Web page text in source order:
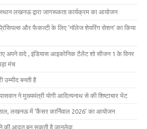
लखनऊ द्वारा जागरूकता कार्यक्रम का आयोजन
और फैकल्टी के लिए ‘नॉलेज शेयरिंग सेशन’ का किया
अपने वादे , इंडियास आइकोनिक टैलेंट शो सीजन 1 के विनर
मंच
उम्मीद बनती है
ने मुख्यमंत्री योगी आदित्यनाथ से की शिष्टाचार भेंट
लखनऊ में ‘कैंसर कार्निवाल 2026’ का आयोजन
की आदत बन सकती है जानलेवा